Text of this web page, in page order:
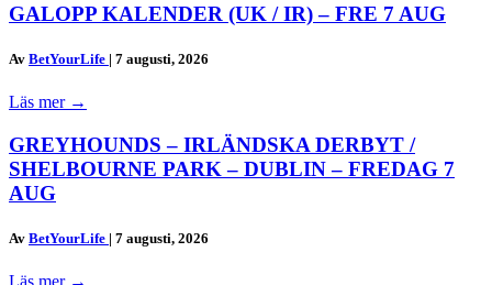
GALOPP KALENDER (UK / IR) – FRE 7 AUG
Av BetYourLife | 7 augusti, 2026
Läs mer →
GREYHOUNDS – IRLÄNDSKA DERBYT /
SHELBOURNE PARK – DUBLIN – FREDAG 7
AUG
Av BetYourLife | 7 augusti, 2026